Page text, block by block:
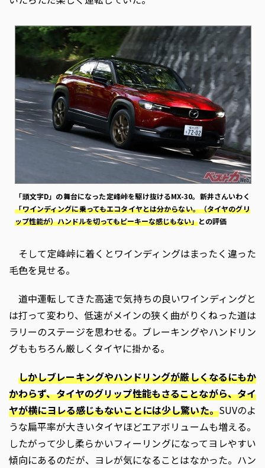
「頭文字D」の舞台になった定峰峠を駆け抜けるMX-30。新井さんいわく
「ワインディングに乗ってもエコタイヤとは分からない。（タイヤのグリ
ップ性能が）ハンドルを切ってもピーキーな感じもない」との評価
そして定峰峠に着くとワインディングはまったく違った
毛色を見せる。
道中運転してきた高速で気持ちの良いワインディングと
は打って変わり、低速がメインの狭く曲がりくねった道は
ラリーのステージを思わせる。ブレーキングやハンドリン
グももちろん厳しくタイヤに掛かる。
しかしブレーキングやハンドリングが厳しくなるにもか
かわらず、タイヤのグリップ性能もさることながら、タイ
ヤが横にヨレる感じもないことには少し驚いた。SUVのよ
うな扁平率が大きいタイヤほどエアボリュームも増える。
したがって少し柔らかいフィーリングになってヨレやすい
傾向にあるのだが、ヨレが気になることはなかった。ハン